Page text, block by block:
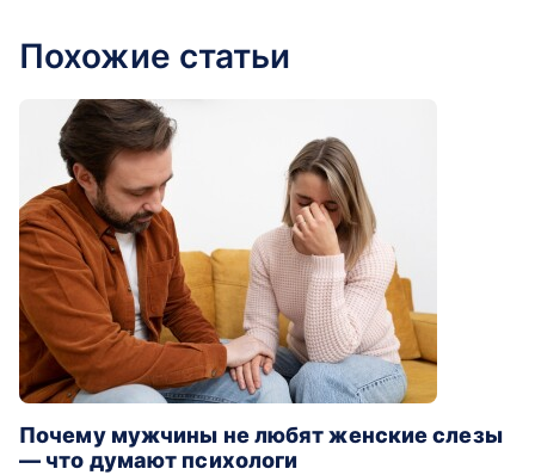
Похожие статьи
Почему мужчины не любят женские слезы
— что думают психологи